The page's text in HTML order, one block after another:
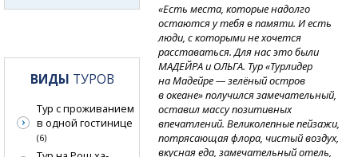
«Есть места, которые надолго
остаются у тебя в памяти. И есть
люди, с которыми не хочется
расставаться. Для нас это были
МАДЕЙРА и ОЛЬГА. Тур «Турлидер
на Мадейре — зелёный остров
в океане» получился замечательный,
оставил массу позитивных
впечатлений. Великолепные пейзажи,
потрясающая флора, чистый воздух,
вкусная еда, замечательный отель,
ВИДЫ ТУРОВ
Тур с проживанием
в одной гостинице
(6)